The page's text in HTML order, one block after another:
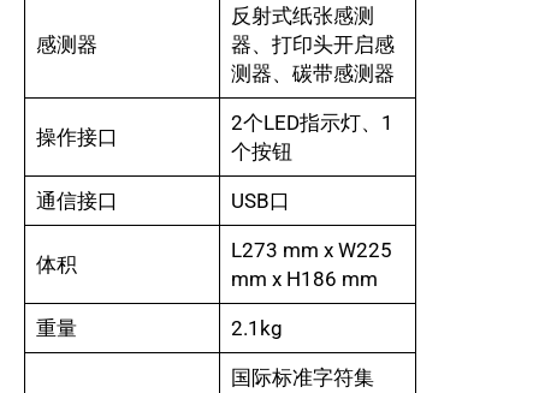
感测器
反射式纸张感测
器、打印头开启感
测器、碳带感测器
操作接口
2个LED指示灯、1
个按钮
通信接口 USB口
体积
L273 mm x W225
mm x H186 mm
重量 2.1kg
国际标准字符集